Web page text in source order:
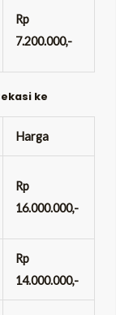
Rp
7.200.000,-
ke
Harga
Rp
16.000.000,-
Rp
14.000.000,-